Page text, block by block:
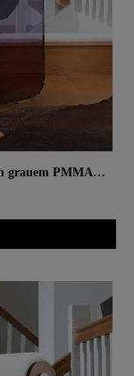
Designstuhl MW04 – Paneele aus gegossenem grauem PMMA, Schaumsitz